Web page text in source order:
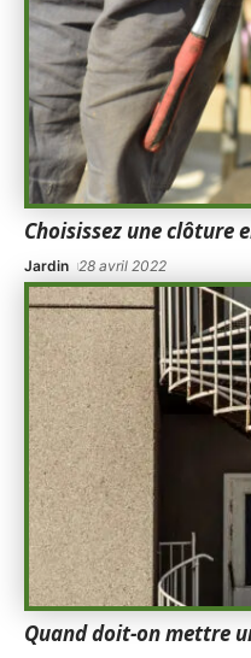
Choisissez une clôture
Jardin 28 avril 2022
Quand doit-on mettre